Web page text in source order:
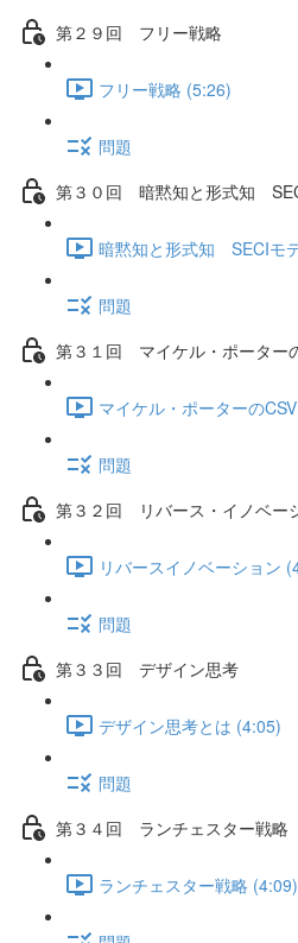
第２９回 フリー戦略
フリー戦略 (5:26)
問題
第３０回 暗黙知と形式知
暗黙知と形式知 SECIモ
問題
第３１回 マイケル・ポーター
マイケル・ポーターの
問題
第３２回 リバース・イノベー
リバースイノベーション
問題
第３３回 デザイン思考
デザイン思考とは (4:05)
問題
第３４回 ランチェスター戦略
ランチェスター戦略 (4:09)